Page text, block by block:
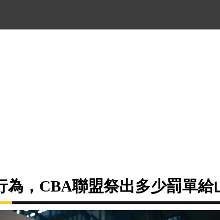
為，CBA聯盟祭出多少罰單給